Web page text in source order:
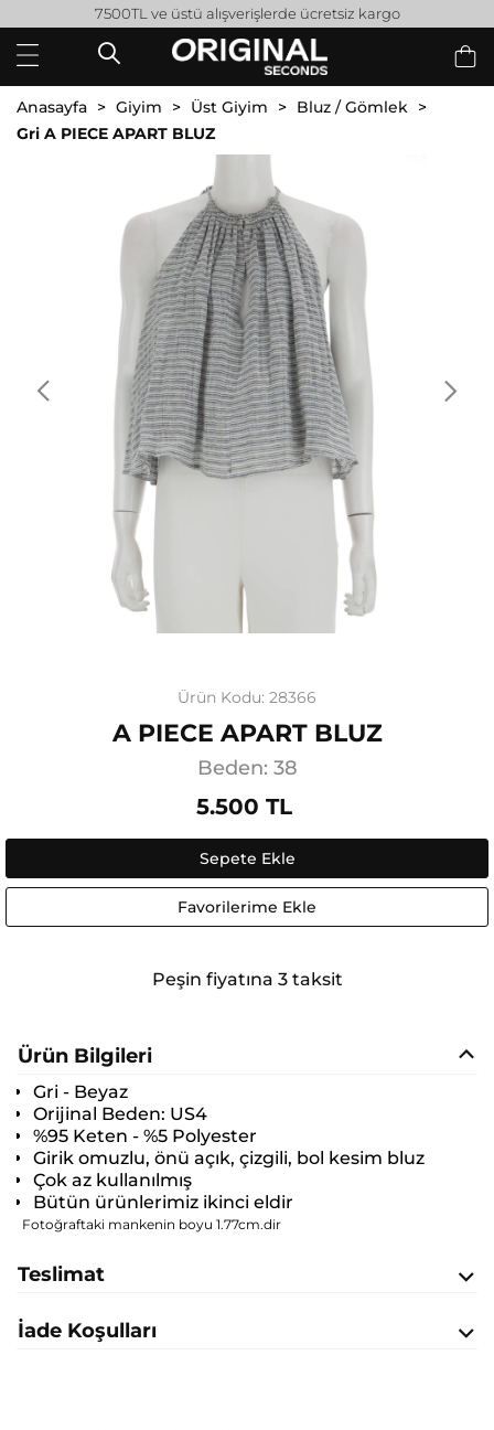
7500TL ve üstü alışverişlerde ücretsiz kargo
Anasayfa Giyim Üst Giyim
Bluz / Gömlek
Gri A PIECE APART BLUZ
Ürün Kodu: 28366
A PIECE APART BLUZ
Beden: 38
5.500 TL
Sepete Ekle
Favorilerime Ekle
Peşin fiyatına 3 taksit
Ürün Bilgileri
Gri - Beyaz
Orijinal Beden: US4
%95 Keten - %5 Polyester
Girik omuzlu, önü açık, çizgili, bol kesim bluz
Çok az kullanılmış
Bütün ürünlerimiz ikinci eldir
Fotoğraftaki mankenin boyu 1.77cm.dir
Teslimat
İade Koşulları